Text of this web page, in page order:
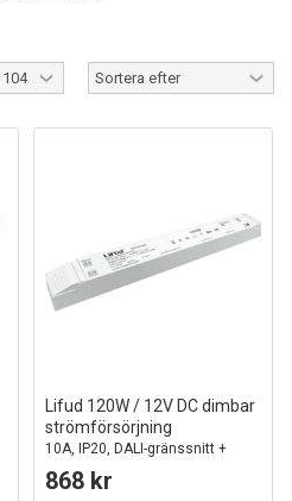
Lifud 120W / 12V DC dimbar
strömförsörjning
10A, IP20, DALI-gränssnitt +
push dim, flicker free
868 kr